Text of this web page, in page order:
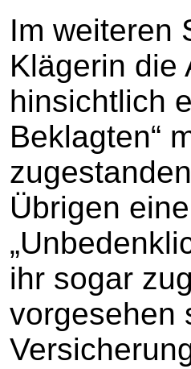
Im weiteren
Klägerin die
hinsichtlich
Beklagten“
Übrigen
ihr sogar
vorgesehen